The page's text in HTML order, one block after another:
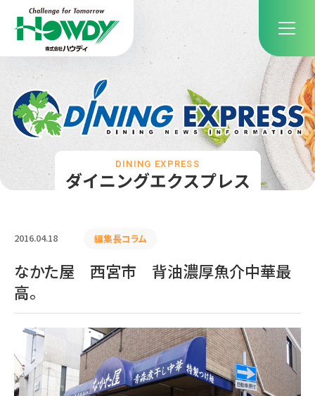
ダイニングエクスプレス
DINING EXPRESS
2016.04.18 編集長コラム
なかた屋 西宮市 背油濃厚魚介中華最
高。